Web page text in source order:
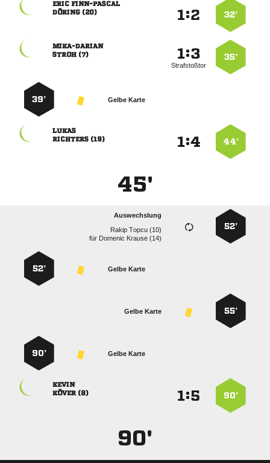
32’
:
 
 
35’
:
Strafstoßtor

 
Gelbe Karte
39’
44’
:

 
45'
52’
Auswechslung
  
für   
Gelbe Karte
52’
55’
Gelbe Karte
Gelbe Karte
90’
90’
:

 
90'